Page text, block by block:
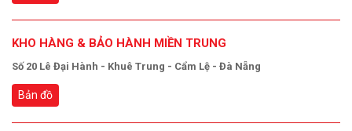
KHO HÀNG & BẢO HÀNH MIỀN TRUNG
Số 20 Lê Đại Hành - Khuê Trung - Cẩm Lệ - Đà Nẵng
Bản đồ